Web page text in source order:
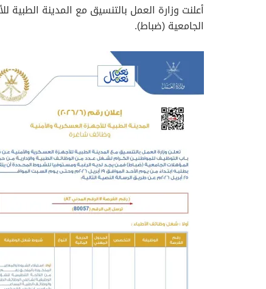
‏أعلنت وزارة العمل‬⁩ بالتنسيق مع المدينة
الجامعية (ضباط).